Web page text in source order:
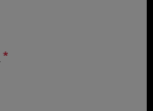
*